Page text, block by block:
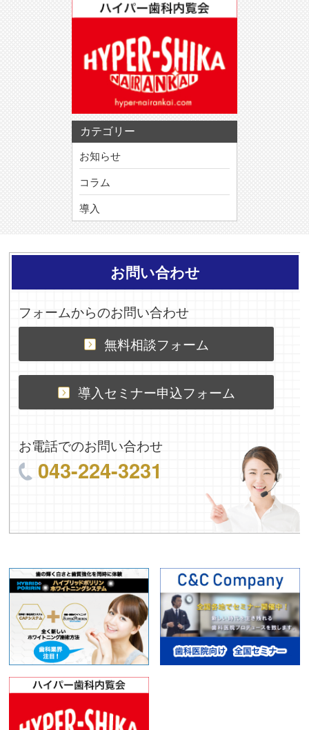
カテゴリー
お知らせ
コラム
導入
お問い合わせ
フォームからのお問い合わせ
無料相談フォーム
導入セミナー申込フォーム
お電話でのお問い合わせ
043-224-3231